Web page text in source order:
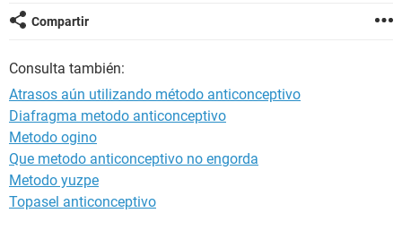
Compartir
Consulta también:
Atrasos aún utilizando método anticonceptivo
Diafragma metodo anticonceptivo
Metodo ogino
Que metodo anticonceptivo no engorda
Metodo yuzpe
Topasel anticonceptivo